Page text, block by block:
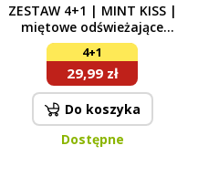
ZESTAW 4+1 | MINT KISS |
miętowe odświeżające
pastylki bez cukru |
peppermint + spearmint +
peach mint + cassis mint +
maracuja mint | 28 g x 5
opakowań
4+1
29,99 zł
Do koszyka
Dostępne